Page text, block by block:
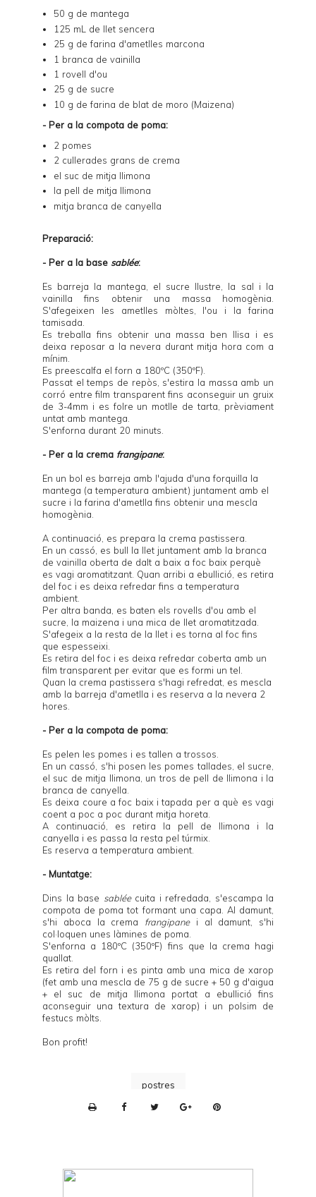
50 g de mantega
125 mL de llet sencera
25 g de farina d'ametlles marcona
1 branca de vainilla
1 rovell d'ou
25 g de sucre
10 g de farina de blat de moro (Maizena)
- Per a la compota de poma:
2 pomes
2 cullerades grans de crema
el suc de mitja llimona
la pell de mitja llimona
mitja branca de canyella
Preparació:
- Per a la base sablée:
Es barreja la mantega, el sucre llustre, la sal i la
vainilla fins obtenir una massa homogènia.
S'afegeixen les ametlles mòltes, l'ou i la farina
tamisada.
Es treballa fins obtenir una massa ben llisa i es
deixa reposar a la nevera durant mitja hora com a
mínim.
Es preescalfa el forn a 180ºC (350ºF).
Passat el temps de repòs, s'estira la massa amb un
corró entre film transparent fins aconseguir un gruix
de 3-4mm i es folre un motlle de tarta, prèviament
untat amb mantega.
S'enforna durant 20 minuts.
- Per a la crema frangipane:
En un bol es barreja amb l'ajuda d'una forquilla la
mantega (a temperatura ambient) juntament amb el
sucre i la farina d'ametlla fins obtenir una mescla
homogènia.
A continuació, es prepara la crema pastissera.
En un cassó, es bull la llet juntament amb la branca
de vainilla oberta de dalt a baix a foc baix perquè
es vagi aromatitzant. Quan arribi a ebullició, es retira
del foc i es deixa refredar fins a temperatura
ambient.
Per altra banda, es baten els rovells d'ou amb el
sucre, la maizena i una mica de llet aromatitzada.
S'afegeix a la resta de la llet i es torna al foc fins
que espesseixi.
Es retira del foc i es deixa refredar coberta amb un
film transparent per evitar que es formi un tel.
Quan la crema pastissera s'hagi refredat, es mescla
amb la barreja d'ametlla i es reserva a la nevera 2
hores.
- Per a la compota de poma:
Es pelen les pomes i es tallen a trossos.
En un cassó, s'hi posen les pomes tallades, el sucre,
el suc de mitja llimona, un tros de pell de llimona i la
branca de canyella.
Es deixa coure a foc baix i tapada per a què es vagi
coent a poc a poc durant mitja horeta.
A continuació, es retira la pell de llimona i la
canyella i es passa la resta pel túrmix.
Es reserva a temperatura ambient.
- Muntatge:
Dins la base sabléecuita i refredada, s'escampa la
compota de poma tot formant una capa. Al damunt,
s'hi aboca la crema frangipanei al damunt, s'hi
col·loquen unes làmines de poma.
S'enforna a 180ºC (350ºF) fins que la crema hagi
quallat.
Es retira del forn i es pinta amb una mica de xarop
(fet amb una mescla de 75 g de sucre + 50 g d'aigua
+ el suc de mitja llimona portat a ebullició fins
aconseguir una textura de xarop) i un polsim de
festucs mòlts.
Bon profit!
postres
n